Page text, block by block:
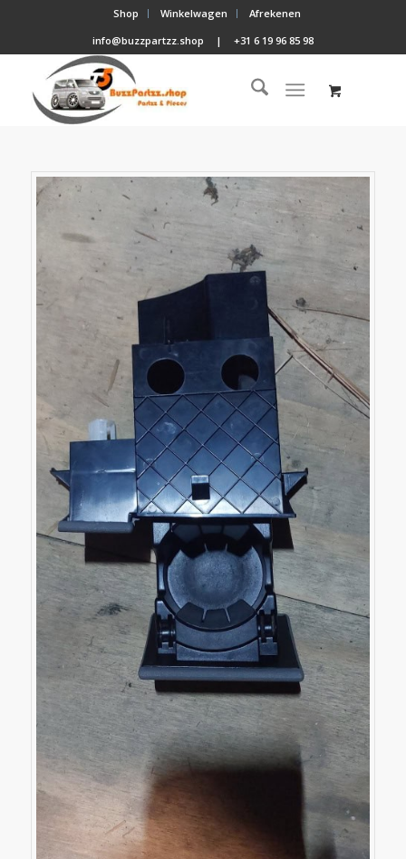
Shop Winkelwagen
Afrekenen
info@buzzpartzz.shop
| +31 6 19 96 85 98